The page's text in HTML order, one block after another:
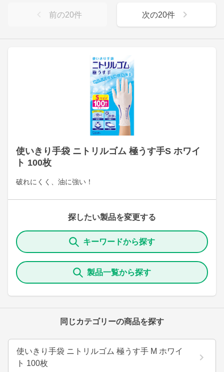
使いきり手袋 ニトリルゴム 極うす手S ホワイ
ト 100枚
破れにくく、油に強い！
探したい製品を変更する
キーワードから探す
製品一覧から探す
同じカテゴリーの商品を探す
使いきり手袋 ニトリルゴム 極うす手 M ホワイ
ト 100枚
前の20件 次の20件